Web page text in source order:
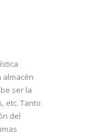
a
almacén
ser la
etc. Tanto
del